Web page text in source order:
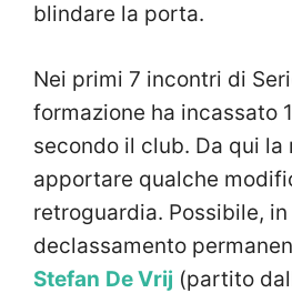
blindare la porta.
Nei primi 7 incontri di
formazione ha incassato
secondo il club. Da qui la
apportare qualche
retroguardia. Possibile,
declassamento
Stefan De Vrij (partito